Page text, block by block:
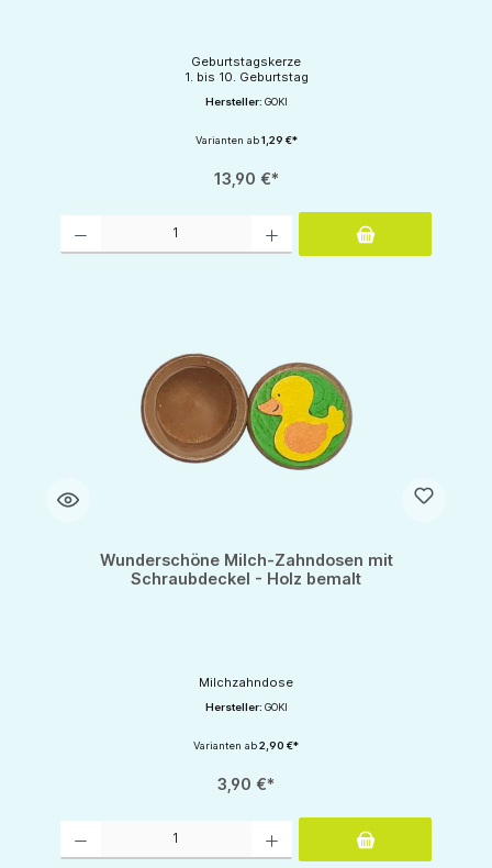
Geburtstagskerze
1. bis 10. Geburtstag
Hersteller: GOKI
Varianten ab1,29 €*
13,90 €*
Wunderschöne Milch-Zahndosen mit
Schraubdeckel - Holz bemalt
Milchzahndose
Hersteller: GOKI
Varianten ab2,90 €*
3,90 €*